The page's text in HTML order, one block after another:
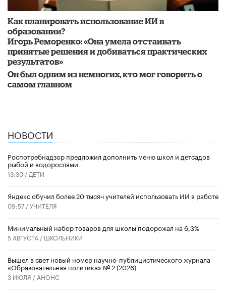
Как планировать использование ИИ в
образовании?
Игорь Реморенко: «Она умела отстаивать
принятые решения и добиваться практических
результатов»
Он был одним из немногих, кто мог говорить о
самом главном
НОВОСТИ
Роспотребнадзор предложил дополнить меню школ и детсадов
рыбой и водорослями
13:30 / ДЕТИ
​Яндекс обучил более 20 тысяч учителей использовать ИИ в работе
09:57 /УЧИТЕЛЯ
Минимальный набор товаров для школы подорожал на 6,3%
5 АВГУСТА / ШКОЛЬНИКИ
Вышел в свет новый номер научно-публицистического журнала
«Образовательная политика» № 2 (2026)
3 ИЮЛЯ / АНОНС